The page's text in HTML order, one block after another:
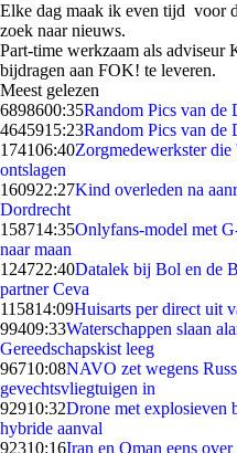
Elke dag maak ik even tijd voor
zoek naar nieuws.
Part-time werkzaam als
bijdragen aan FOK! te leveren.
Meest gelezen
6898600:35Random Pics van de
4645915:23Random Pics van de
174106:40Zorgmedewerkster die
ontslagen
160922:27Kind overleden na
Dordrecht
158714:35Onlyfans-model met
naar maan
124722:40Datalek bij Bol en de
partner Ceva
115814:09Huisarts per direct uit
99409:33Waterschappen slaan
Gereedschapskist leeg
96710:08NAVO zet wegens
gevechtsvliegtuigen in
92910:32Drone met explosieven
hybride aanval
92310:16Iran en Oman eens